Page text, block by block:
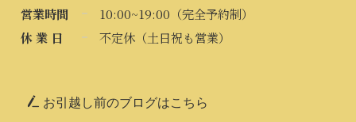
営業時間
10:00~19:00（完全予約制）
休 業 日
不定休（土日祝も営業）
お引越し前のブログはこちら